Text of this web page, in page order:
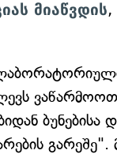
მიაწვდის,
ვაწარმოოთ
ბუნებისა
გარეშე".